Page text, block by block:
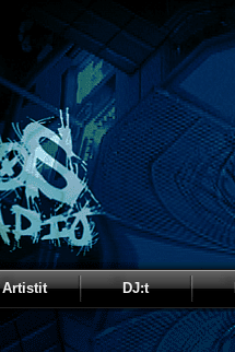
Artistit DJ:t